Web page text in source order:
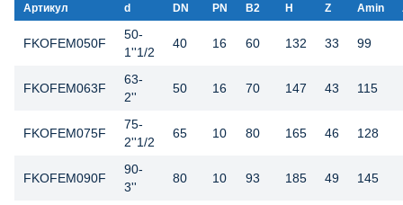
Артикул d DN PN B2 H Z Amin
FKOFEM050F
50-
1''1/2
40 16 60 132 33 99
FKOFEM063F
63-
2''
50 16 70 147 43 115
FKOFEM075F
75-
2''1/2
65 10 80 165 46 128
FKOFEM090F
90-
3''
80 10 93 185 49 145